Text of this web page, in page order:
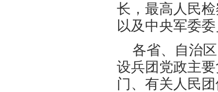
长，最高人民
以及中央军委
各省、自治
设兵团党政主
门、有关人民